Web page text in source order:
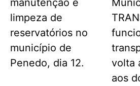
manutenção e
limpeza de
reservatórios no
município de
Penedo, dia 12.
volta
aos